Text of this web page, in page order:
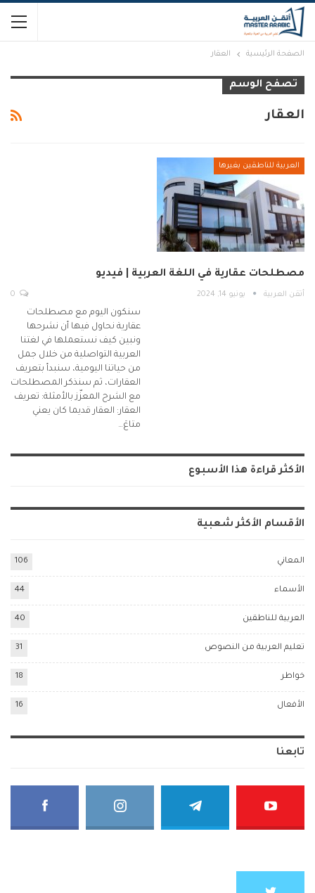
الصفحة الرئيسية العقار
تصفح الوسم
العقار
العربية للناطقين بغيرها
مصطلحات عقارية في اللغة العربية | فيديو
أتقن العربية يونيو 14, 2024
سنكون اليوم مع مصطلحات
عقارية نحاول فيها أن نشرحها
ونبين كيف نستعملها في لغتنا
العربية التواصلية من خلال جمل
من حياتنا اليومية، سنبدأ بتعريف
العقارات، ثم سنذكر المصطلحات
مع الشرح المعزّز بالأمثلة: تعريف
العقار: العقار قديما كان يعني
متاعَ…
الأكثر قراءة هذا الأسبوع
الأقسام الأكثر شعبية
المعاني 106
الأسماء 44
العربية للناطقين 40
تعليم العربية من النصوص 31
خواطر 18
الأفعال 16
تابعنا